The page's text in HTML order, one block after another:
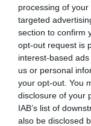
processing of
targeted
section to confirm
opt-out request is
interest-based
us or personal
your opt-out. You
disclosure of your
IAB’s list of
also be disclosed